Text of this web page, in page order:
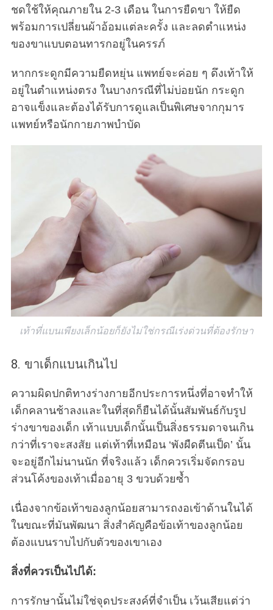
ชดใช้ให้คุณภายใน 2-3 เดือน ในการยืดขา ให้ยืด
พร้อมการเปลี่ยนผ้าอ้อมแต่ละครั้ง และลดตำแหน่ง
ของขาแบบตอนทารกอยู่ในครรภ์
หากกระดูกมีความยืดหยุ่น แพทย์จะค่อย ๆ ดึงเท้าให้
อยู่ในตำแหน่งตรง ในบางกรณีที่ไม่บ่อยนัก กระดูก
อาจแข็งและต้องได้รับการดูแลเป็นพิเศษจากกุมาร
แพทย์หรือนักกายภาพบำบัด
เท้าที่แบนเพียงเล็กน้อยก็ยังไม่ใช่กรณีเร่งด่วนที่ต้องรักษา
8. ขาเด็กแบนเกินไป
ความผิดปกติทางร่างกายอีกประการหนึ่งที่อาจทำให้
เด็กคลานช้าลงและในที่สุดก็ยืนได้นั้นสัมพันธ์กับรูป
ร่างขาของเด็ก เท้าแบบเด็กนั้นเป็นสิ่งธรรมดาจนเกิน
กว่าที่เราจะสงสัย แต่เท้าที่เหมือน ‘พังผืดตีนเป็ด’ นั้น
จะอยู่อีกไม่นานนัก ที่จริงแล้ว เด็กควรเริ่มจัดกรอบ
ส่วนโค้งของเท้าเมื่ออายุ 3 ขวบด้วยซ้ำ
เนื่องจากข้อเท้าของลูกน้อยสามารถงอเข้าด้านในได้
ในขณะที่มันพัฒนา สิ่งสำคัญคือข้อเท้าของลูกน้อย
ต้องแบนราบไปกับตัวของเขาเอง
สิ่งที่ควรเป็นไปได้:
การรักษานั้นไม่ใช่จุดประสงค์ที่จำเป็น เว้นเสียแต่ว่า